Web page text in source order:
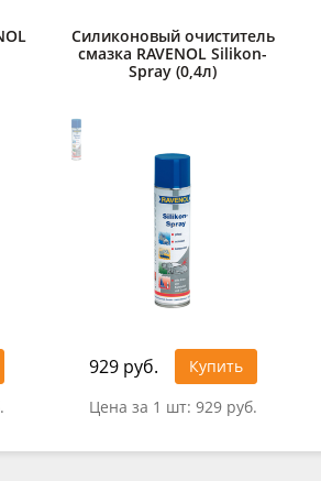
Силиконовый очиститель
смазка RAVENOL Silikon-
Spray (0,4л)
929 руб.
Купить
Цена за 1 шт: 929 руб.